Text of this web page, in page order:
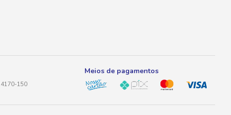
150
Meios de pagamentos